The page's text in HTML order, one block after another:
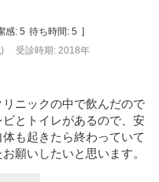
感: 5 待ち時間: 5
受診時期: 2018年
ニックの中で飲んだので
とトイレがあるので、安
も起きたら終わっていて
願いしたいと思います。